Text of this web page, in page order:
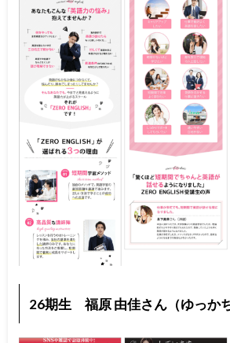
26期生 福原 由佳さん（ゆっかち